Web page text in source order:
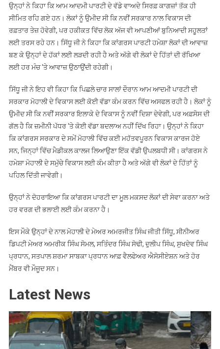
ਉਨ੍ਹਾਂ ਨੇ ਕਿਹਾ ਕਿ ਆਮ ਆਦਮੀ ਪਾਰਟੀ ਦੇ ਵੱਡੇ ਵਾਅਦੇ ਸਿਰਫ਼ ਕਾਗਜ਼ਾਂ ਤੱਕ ਹੀ
ਸੀਮਿਤ ਰਹਿ ਗਏ ਹਨ। ਲੋਕਾਂ ਨੂੰ ਉਮੀਦ ਸੀ ਕਿ ਨਵੀਂ ਸਰਕਾਰ ਨਾਲ ਵਿਕਾਸ ਦੀ
ਰਫ਼ਤਾਰ ਤੇਜ਼ ਹੋਵੇਗੀ, ਪਰ ਹਕੀਕਤ ਵਿੱਚ ਲੋਕ ਅੱਜ ਵੀ ਆਪਣੀਆਂ ਬੁਨਿਆਦੀ ਸਹੂਲਤਾਂ
ਲਈ ਤਰਸ ਰਹੇ ਹਨ। ਸਿੱਧੂ ਜੀ ਨੇ ਕਿਹਾ ਕਿ ਕਾਂਗਰਸ ਪਾਰਟੀ ਹਮੇਸ਼ਾ ਲੋਕਾਂ ਦੀ ਆਵਾਜ਼
ਬਣ ਕੇ ਉਨ੍ਹਾਂ ਦੇ ਹੱਕਾਂ ਲਈ ਲੜਦੀ ਰਹੀ ਹੈ ਅਤੇ ਅੱਗੇ ਵੀ ਲੋਕਾਂ ਦੇ ਹਿੱਤਾਂ ਦੀ ਰੱਖਿਆ
ਲਈ ਹਰ ਮੰਚ ‘ਤੇ ਆਵਾਜ਼ ਉਠਾਉਂਦੀ ਰਹੇਗੀ।
ਸਿੱਧੂ ਜੀ ਨੇ ਇਹ ਵੀ ਕਿਹਾ ਕਿ ਪਿਛਲੇ ਚਾਰ ਸਾਲਾਂ ਦੌਰਾਨ ਆਮ ਆਦਮੀ ਪਾਰਟੀ ਦੀ
ਸਰਕਾਰ ਮੋਹਾਲੀ ਦੇ ਵਿਕਾਸ ਲਈ ਕੋਈ ਵੱਡਾ ਕੰਮ ਕਰਨ ਵਿੱਚ ਅਸਫਲ ਰਹੀ ਹੈ। ਲੋਕਾਂ ਨੂੰ
ਉਮੀਦ ਸੀ ਕਿ ਨਵੀਂ ਸਰਕਾਰ ਇਲਾਕੇ ਦੇ ਵਿਕਾਸ ਨੂੰ ਨਵੀਂ ਦਿਸ਼ਾ ਦੇਵੇਗੀ, ਪਰ ਅਫ਼ਸੋਸ ਦੀ
ਗੱਲ ਹੈ ਕਿ ਜ਼ਮੀਨੀ ਪੱਧਰ ‘ਤੇ ਕੋਈ ਵੱਡਾ ਬਦਲਾਅ ਨਹੀਂ ਦਿੱਖ ਰਿਹਾ। ਉਨ੍ਹਾਂ ਨੇ ਕਿਹਾ
ਕਿ ਕਾਂਗਰਸ ਸਰਕਾਰ ਦੇ ਸਮੇਂ ਮੋਹਾਲੀ ਵਿੱਚ ਕਈ ਮਹੱਤਵਪੂਰਨ ਵਿਕਾਸ ਕਾਰਜ ਹੋਏ
ਸਨ, ਜਿਨ੍ਹਾਂ ਵਿੱਚ ਮੈਡੀਕਲ ਕਾਲਜ ਲਿਆਉਣਾ ਇੱਕ ਵੱਡੀ ਉਪਲਬਧੀ ਸੀ। ਕਾਂਗਰਸ ਨੇ
ਹਮੇਸ਼ਾ ਮੋਹਾਲੀ ਦੇ ਸਮੁੱਚੇ ਵਿਕਾਸ ਲਈ ਕੰਮ ਕੀਤਾ ਹੈ ਅਤੇ ਅੱਗੇ ਵੀ ਲੋਕਾਂ ਦੇ ਹਿੱਤਾਂ ਨੂੰ
ਪਹਿਲ ਦਿੱਤੀ ਜਾਵੇਗੀ।
ਉਨ੍ਹਾਂ ਨੇ ਦੋਹਰਾਇਆ ਕਿ ਕਾਂਗਰਸ ਪਾਰਟੀ ਦਾ ਮੂਲ ਮਕਸਦ ਲੋਕਾਂ ਦੀ ਸੇਵਾ ਕਰਨਾ ਅਤੇ
ਹਰ ਵਰਗ ਦੀ ਭਲਾਈ ਲਈ ਕੰਮ ਕਰਨਾ ਹੈ।
ਇਸ ਮੌਕੇ ਉਨ੍ਹਾਂ ਦੇ ਨਾਲ ਮੋਹਾਲੀ ਦੇ ਮੇਅਰ ਅਮਰਜੀਤ ਸਿੰਘ ਜੀਤੀ ਸਿੱਧੂ, ਸੀਨੀਅਰ
ਡਿਪਟੀ ਮੇਅਰ ਅਮਰੀਕ ਸਿੰਘ ਸੋਮਲ, ਸਤਿੰਦਰ ਸਿੰਘ ਸੋਢੀ, ਦੁਲੀਪ ਸਿੰਘ, ਸੁਖਦੇਵ ਸਿੰਘ
ਪ੍ਰਧਾਨ, ਸਤਪਾਲ ਸ਼ਰਮਾ ਸਾਬਕਾ ਪ੍ਰਧਾਨ ਆਫ਼ ਵੈਲਫੇਅਰ ਐਸੋਸੀਏਸ਼ਨ ਅਤੇ ਹੋਰ
ਮੈਂਬਰ ਵੀ ਮੌਜੂਦ ਸਨ।
Latest News